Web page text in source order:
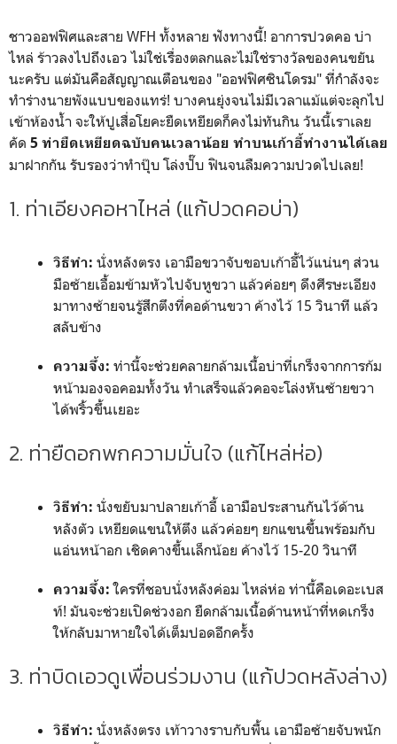
ชาวออฟฟิศและสาย WFH ทั้งหลาย ฟังทางนี้! อาการปวดคอ บ่า
ไหล่ ร้าวลงไปถึงเอว ไม่ใช่เรื่องตลกและไม่ใช่รางวัลของคนขยัน
นะครับ แต่มันคือสัญญาณเตือนของ "ออฟฟิศซินโดรม" ที่กำลังจะ
ทำร่างนายพังแบบของแทร่! บางคนยุ่งจนไม่มีเวลาแม้แต่จะลุกไป
เข้าห้องน้ำ จะให้ปูเสื่อโยคะยืดเหยียดก็คงไม่ทันกิน วันนี้เราเลย
คัด 5 ท่ายืดเหยียดฉบับคนเวลาน้อย ทำบนเก้าอี้ทำงานได้เลย
มาฝากกัน รับรองว่าทำปุ๊บ โล่งปั๊บ ฟินจนลืมความปวดไปเลย!
1. ท่าเอียงคอหาไหล่ (แก้ปวดคอบ่า)
วิธีทำ: นั่งหลังตรง เอามือขวาจับขอบเก้าอี้ไว้แน่นๆ ส่วน
มือซ้ายเอื้อมข้ามหัวไปจับหูขวา แล้วค่อยๆ ดึงศีรษะเอียง
มาทางซ้ายจนรู้สึกตึงที่คอด้านขวา ค้างไว้ 15 วินาที แล้ว
สลับข้าง
ความจึ้ง: ท่านี้จะช่วยคลายกล้ามเนื้อบ่าที่เกร็งจากการก้ม
หน้ามองจอคอมทั้งวัน ทำเสร็จแล้วคอจะโล่งหันซ้ายขวา
ได้พริ้วขึ้นเยอะ
2. ท่ายืดอกพกความมั่นใจ (แก้ไหล่ห่อ)
วิธีทำ: นั่งขยับมาปลายเก้าอี้ เอามือประสานกันไว้ด้าน
หลังตัว เหยียดแขนให้ตึง แล้วค่อยๆ ยกแขนขึ้นพร้อมกับ
แอ่นหน้าอก เชิดคางขึ้นเล็กน้อย ค้างไว้ 15-20 วินาที
ความจึ้ง: ใครที่ชอบนั่งหลังค่อม ไหล่ห่อ ท่านี้คือเดอะเบส
ท์! มันจะช่วยเปิดช่วงอก ยืดกล้ามเนื้อด้านหน้าที่หดเกร็ง
ให้กลับมาหายใจได้เต็มปอดอีกครั้ง
3. ท่าบิดเอวดูเพื่อนร่วมงาน (แก้ปวดหลังล่าง)
วิธีทำ: นั่งหลังตรง เท้าวางราบกับพื้น เอามือซ้ายจับพนัก